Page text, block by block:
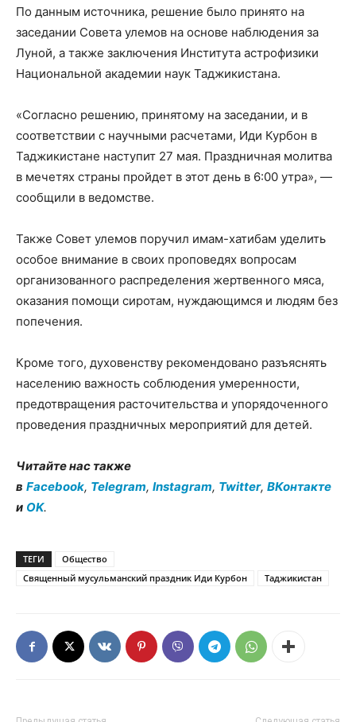
По данным источника, решение было принято на
заседании Совета улемов на основе наблюдения за
Луной, а также заключения Института астрофизики
Национальной академии наук Таджикистана.
«Согласно решению, принятому на заседании, и в
соответствии с научными расчетами, Иди Курбон в
Таджикистане наступит 27 мая. Праздничная молитва
в мечетях страны пройдет в этот день в 6:00 утра», —
сообщили в ведомстве.
Также Совет улемов поручил имам-хатибам уделить
особое внимание в своих проповедях вопросам
организованного распределения жертвенного мяса,
оказания помощи сиротам, нуждающимся и людям без
попечения.
Кроме того, духовенству рекомендовано разъяснять
населению важность соблюдения умеренности,
предотвращения расточительства и упорядоченного
проведения праздничных мероприятий для детей.
Читайте нас также
в Facebook, Telegram, Instagram, Twitter, ВКонтакте
и OK.
ТЕГИ
Общество
Священный мусульманский праздник Иди Курбон
Таджикистан